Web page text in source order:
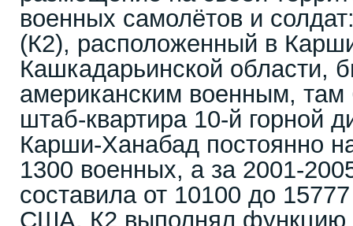
военных самолётов и
(К2), расположенный в
Кашкадарьинской области,
американским военным,
штаб-квартира 10-й горной
Карши-Ханабад постоянно
1300 военных, а за 2001-
составила от 10100 до
США. К2 выполнял функцию